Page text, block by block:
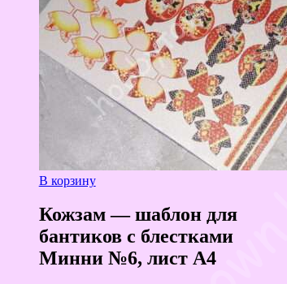
В корзину
Кожзам — шаблон для
бантиков с блестками
Минни №6, лист А4